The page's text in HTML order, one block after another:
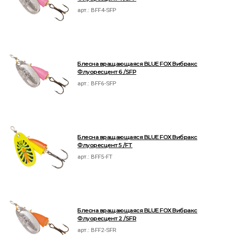
арт.: BFF4-SFP
Блесна вращающаяся BLUE FOX Вибракс
Флуоресцент 6 /SFP
арт.: BFF6-SFP
Блесна вращающаяся BLUE FOX Вибракс
Флуоресцент 5 /FT
арт.: BFF5-FT
Блесна вращающаяся BLUE FOX Вибракс
Флуоресцент 2 /SFR
арт.: BFF2-SFR